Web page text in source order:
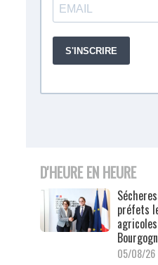
D'HEURE EN HEURE
préfets
05/08/26